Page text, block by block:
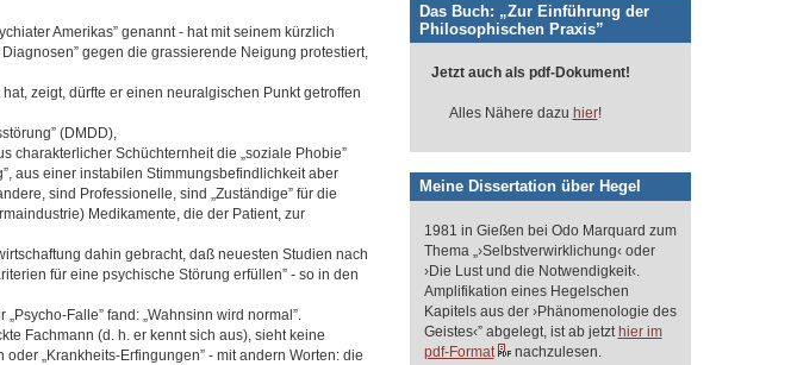
Amerikas” genannt - hat mit seinem kürzlich
gegen die grassierende Neigung protestiert,
zeigt, dürfte er einen neuralgischen Punkt getroffen
(DMDD),
charakterlicher Schüchternheit die „soziale Phobie”
aus einer instabilen Stimmungsbefindlichkeit aber
sind Professionelle, sind „Zuständige” für die
Medikamente, die der Patient, zur
dahin gebracht, daß neuesten Studien nach
für eine psychische Störung erfüllen” - so in den
Falle” fand: „Wahnsinn wird normal”.
Fachmann (d. h. er kennt sich aus), sieht keine
„Krankheits-Erfingungen” - mit andern Worten: die
Das Buch: „Zur Einführung der
Philosophischen Praxis”
Jetzt auch als pdf-Dokument!
Alles Nähere dazu hier!
Meine Dissertation über Hegel
1981 in Gießen bei Odo Marquard zum
Thema „›Selbstverwirklichung‹ oder
›Die Lust und die Notwendigkeit‹.
Amplifikation eines Hegelschen
Kapitels aus der ›Phänomenologie des
Geistes‹” abgelegt, ist ab jetzt hier im
pdf-Format
nachzulesen.